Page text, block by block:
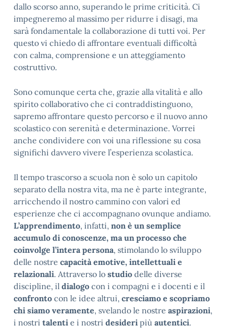
dallo scorso anno, superando le prime criticità. Ci
impegneremo al massimo per ridurre i disagi, ma
sarà fondamentale la collaborazione di tutti voi. Per
questo vi chiedo di affrontare eventuali difficoltà
con calma, comprensione e un atteggiamento
costruttivo.
Sono comunque certa che, grazie alla vitalità e allo
spirito collaborativo che ci contraddistinguono,
sapremo affrontare questo percorso e il nuovo anno
scolastico con serenità e determinazione. Vorrei
anche condividere con voi una riflessione su cosa
significhi davvero vivere l’esperienza scolastica.
Il tempo trascorso a scuola non è solo un capitolo
separato della nostra vita, ma ne è parte integrante,
arricchendo il nostro cammino con valori ed
esperienze che ci accompagnano ovunque andiamo.
L’apprendimento, infatti, non è un semplice
accumulo di conoscenze, ma un processo che
coinvolge l’intera persona, stimolando lo sviluppo
delle nostre capacità emotive, intellettuali e
relazionali. Attraverso lo studio delle diverse
discipline, il dialogo con i compagni e i docenti e il
confronto con le idee altrui, cresciamo e scopriamo
chi siamo veramente, svelando le nostre aspirazioni,
i nostri talenti e i nostri desideri più autentici.